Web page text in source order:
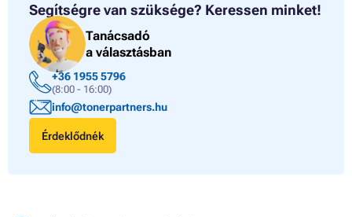
Segítségre van szüksége? Keressen minket!
Tanácsadó
a választásban
+36 1955 5796
(8:00 - 16:00)
info@tonerpartners.hu
Érdeklődnék